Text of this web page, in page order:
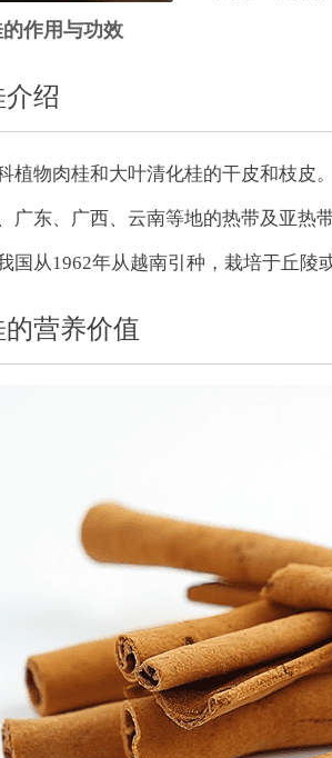
作用与功效
介绍
植物肉桂和大叶清化桂的干皮和枝皮
广东、广西、云南等地的热带及亚热
国从1962年从越南引种，栽培于丘陵
的营养价值